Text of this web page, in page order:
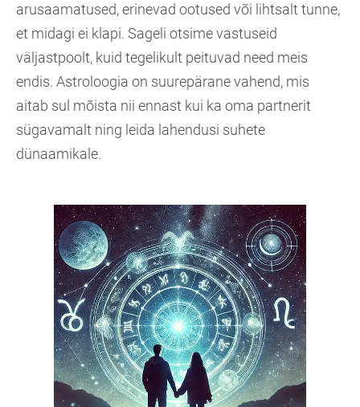
arusaamatused, erinevad ootused või lihtsalt tunne,
et midagi ei klapi. Sageli otsime vastuseid
väljastpoolt, kuid tegelikult peituvad need meis
endis. Astroloogia on suurepärane vahend, mis
aitab sul mõista nii ennast kui ka oma partnerit
sügavamalt ning leida lahendusi suhete
dünaamikale.